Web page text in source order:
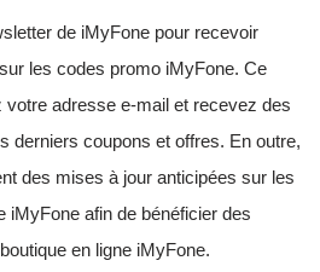
de iMyFone pour recevoir
les codes promo iMyFone. Ce
adresse e-mail et recevez des
derniers coupons et offres. En outre,
des mises à jour anticipées sur les
iMyFone afin de bénéficier des
en ligne iMyFone.